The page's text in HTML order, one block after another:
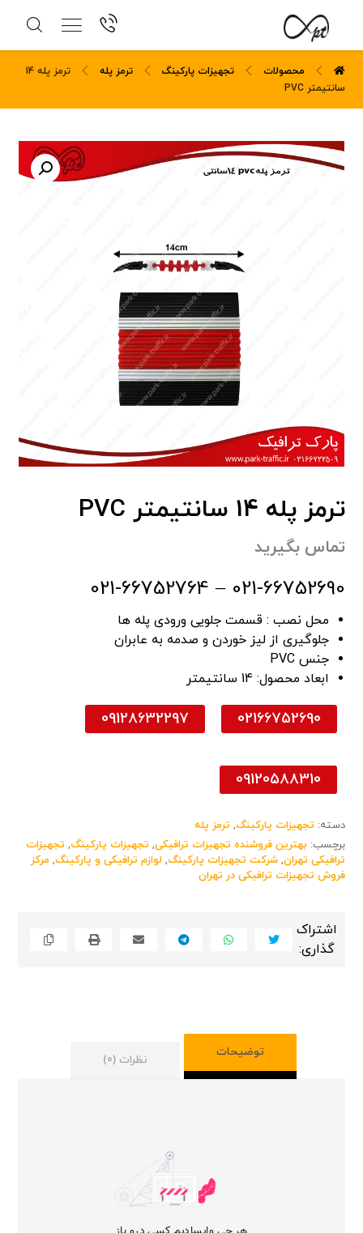
محصولات تجهیزات پارکینگ ترمز پله
ترمز پله 14
سانتیمتر PVC
ترمز پله 14 سانتیمتر PVC
تماس بگیرید
021-66752690 – 021-66752764
محل نصب : قسمت جلویی ورودی پله ها
جلوگیری از لیز خوردن و صدمه به عابران
جنس PVC
ابعاد محصول: 14 سانتیمتر
02166752690
09128632297
09120588310
دسته: تجهیزات پارکینگ, ترمز پله
برچسب: بهترین فروشنده تجهیزات ترافیکی, تجهیزات پارکینگ, تجهیزات
ترافیکی تهران,شرکت تجهیزات پارکینگ,لوازم ترافیکی و پارکینگ,مرکز
فروش تجهیزات ترافیکی در تهران
توضیحات
نظرات (0)